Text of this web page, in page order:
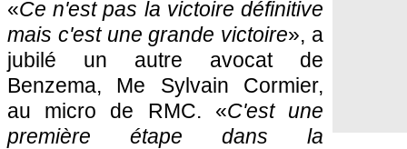
«Ce n'est pas la victoire définitive
mais c'est une grande victoire», a
jubilé un autre avocat de
Benzema, Me Sylvain Cormier,
au micro de RMC. «C'est une
première étape dans la